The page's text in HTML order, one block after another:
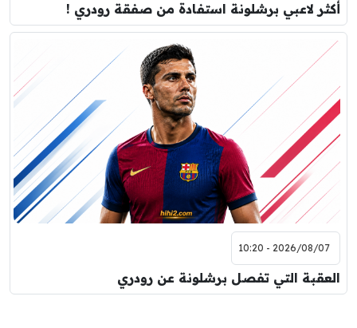
أكثر لاعبي برشلونة استفادة من صفقة رودري !
2026/08/07 - 10:20
العقبة التي تفصل برشلونة عن رودري